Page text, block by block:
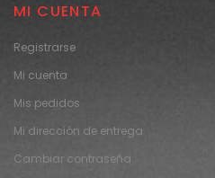
MI CUENTA
Registrarse
Mi cuenta
Mis pedidos
Mi dirección de entrega
Cambiar contraseña